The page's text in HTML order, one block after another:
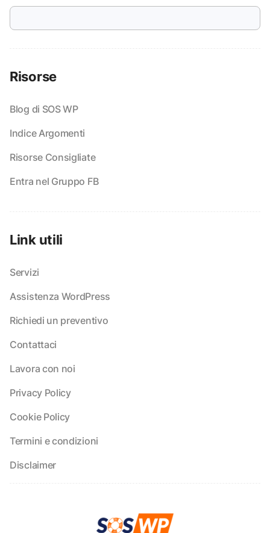
Risorse
Blog di SOS WP
Indice Argomenti
Risorse Consigliate
Entra nel Gruppo FB
Link utili
Servizi
Assistenza WordPress
Richiedi un preventivo
Contattaci
Lavora con noi
Privacy Policy
Cookie Policy
Termini e condizioni
Disclaimer